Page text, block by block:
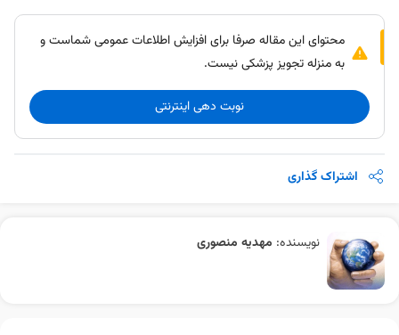
محتوای این مقاله صرفا برای افزایش اطلاعات عمومی شماست و
به منزله تجویز پزشکی نیست.
نوبت دهی اینترنتی
اشتراک گذاری
نویسنده: مهدیه منصوری